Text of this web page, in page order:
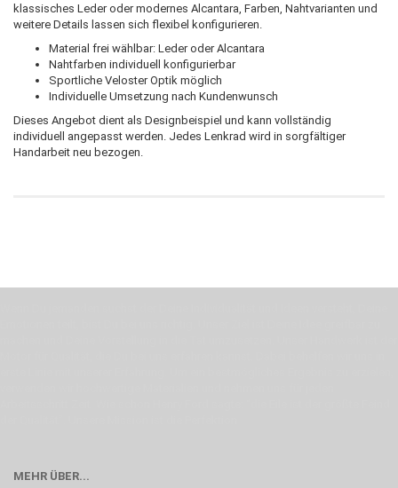
klassisches Leder oder modernes Alcantara, Farben, Nahtvarianten und
weitere Details lassen sich flexibel konfigurieren.
Material frei wählbar: Leder oder Alcantara
Nahtfarben individuell konfigurierbar
Sportliche Veloster Optik möglich
Individuelle Umsetzung nach Kundenwunsch
Dieses Angebot dient als Designbeispiel und kann vollständig
individuell angepasst werden. Jedes Lenkrad wird in sorgfältiger
Handarbeit neu bezogen.
MEHR ÜBER...